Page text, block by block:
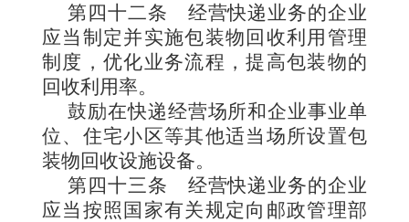
第四十二条 经营快递业务的企业
应当制定并实施包装物回收利用管理
制度，优化业务流程，提高包装物的
回收利用率。
鼓励在快递经营场所和企业事业单
位、住宅小区等其他适当场所设置包
装物回收设施设备。
第四十三条 经营快递业务的企业
应当按照国家有关规定向邮政管理部